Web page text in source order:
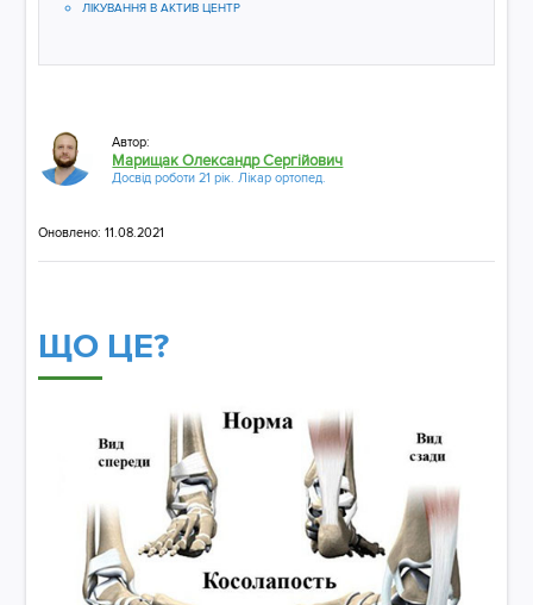
ЛІКУВАННЯ В АКТИВ ЦЕНТР
Автор:
Марищак Олександр Сергійович
Досвід роботи 21 рік. Лікар ортопед.
Оновлено: 11.08.2021
ЩО ЦЕ?